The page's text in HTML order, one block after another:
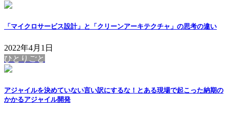
「マイクロサービス設計」と「クリーンアーキテクチャ」の思考の違い
2022年4月1日
ひとりごと
アジャイルを決めていない言い訳にするな！とある現場で起こった納期の
かかるアジャイル開発